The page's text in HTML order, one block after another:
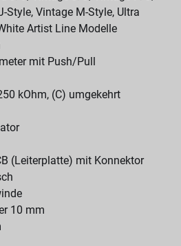
Vintage M-Style, Ultra
Artist Line Modelle
mit Push/Pull
kOhm, (C) umgekehrt
(Leiterplatte) mit Konnektor
10 mm